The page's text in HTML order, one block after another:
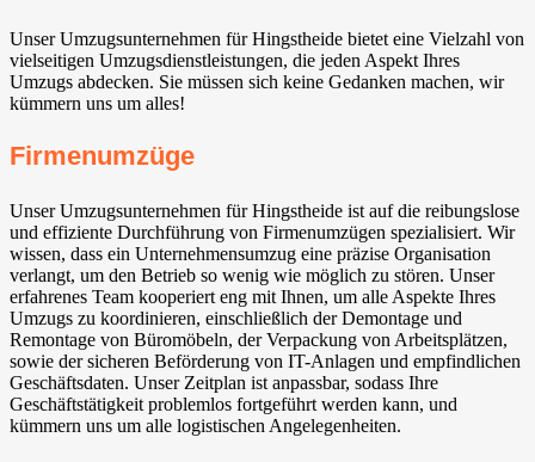
Unser Umzugsunternehmen für Hingstheide bietet eine Vielzahl von
vielseitigen Umzugsdienstleistungen, die jeden Aspekt Ihres
Umzugs abdecken. Sie müssen sich keine Gedanken machen, wir
kümmern uns um alles!
Firmenumzüge
Unser Umzugsunternehmen für Hingstheide ist auf die reibungslose
und effiziente Durchführung von Firmenumzügen spezialisiert. Wir
wissen, dass ein Unternehmensumzug eine präzise Organisation
verlangt, um den Betrieb so wenig wie möglich zu stören. Unser
erfahrenes Team kooperiert eng mit Ihnen, um alle Aspekte Ihres
Umzugs zu koordinieren, einschließlich der Demontage und
Remontage von Büromöbeln, der Verpackung von Arbeitsplätzen,
sowie der sicheren Beförderung von IT-Anlagen und empfindlichen
Geschäftsdaten. Unser Zeitplan ist anpassbar, sodass Ihre
Geschäftstätigkeit problemlos fortgeführt werden kann, und
kümmern uns um alle logistischen Angelegenheiten.